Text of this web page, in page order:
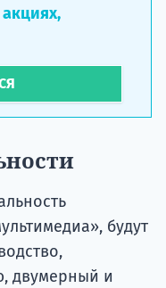
будут
двумерный и